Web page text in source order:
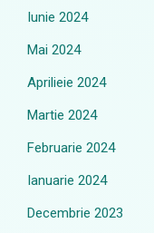
Iunie 2024
Mai 2024
Aprilieie 2024
Martie 2024
Februarie 2024
Ianuarie 2024
Decembrie 2023